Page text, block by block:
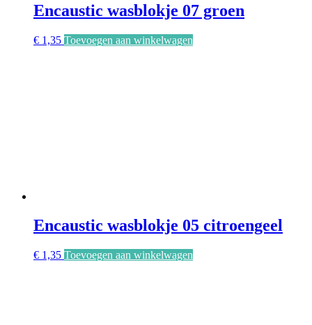
Encaustic wasblokje 07 groen
€ 1,35 Toevoegen aan winkelwagen
Encaustic wasblokje 05 citroengeel
€ 1,35 Toevoegen aan winkelwagen